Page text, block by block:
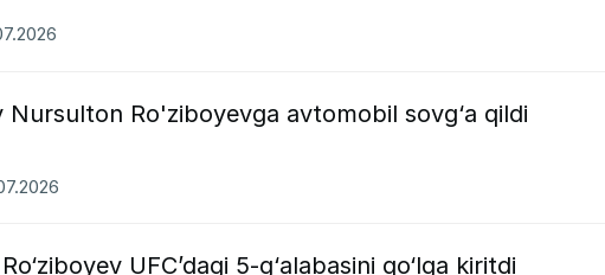
Nursulton Ro'ziboyevga avtomobil sovg‘a qildi
UFC’dagi 5-g‘alabasini qo‘lga kiritdi